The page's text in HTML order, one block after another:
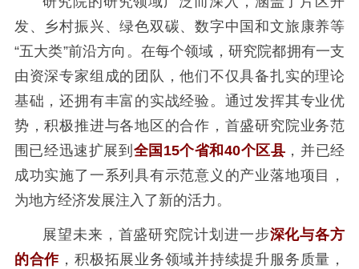
发、乡村振兴、绿色双碳、数字中国和文旅康养等
“五大类”前沿方向。在每个领域，研究院都拥有一支
由资深专家组成的团队，他们不仅具备扎实的理论
基础，还拥有丰富的实战经验。通过发挥其专业优
势，积极推进与各地区的合作，首盛研究院业务范
围已经迅速扩展到 全国15个省和40个区县 ，并已经
成功实施了一系列具有示范意义的产业落地项目，
为地方经济发展注入了新的活力。
展望未来，首盛研究院计划进一步深化与各方
的合作 ，积极拓展业务领域并持续提升服务质量，